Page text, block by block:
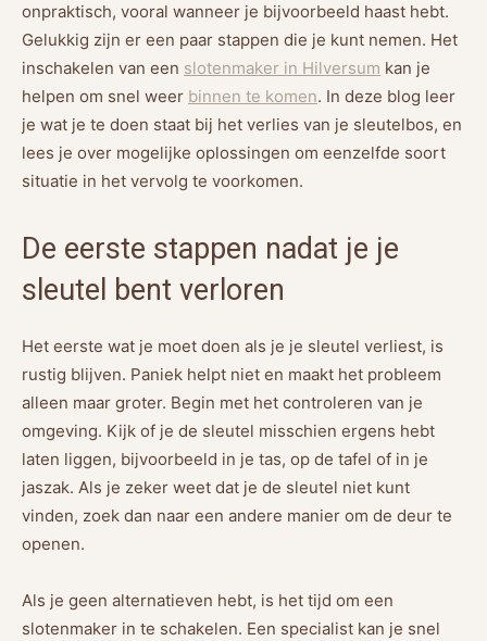
onpraktisch, vooral wanneer je bijvoorbeeld haast hebt.
Gelukkig zijn er een paar stappen die je kunt nemen. Het
inschakelen van een slotenmaker in Hilversum kan je
helpen om snel weer binnen te komen. In deze blog leer
je wat je te doen staat bij het verlies van je sleutelbos, en
lees je over mogelijke oplossingen om eenzelfde soort
situatie in het vervolg te voorkomen.
De eerste stappen nadat je je
sleutel bent verloren
Het eerste wat je moet doen als je je sleutel verliest, is
rustig blijven. Paniek helpt niet en maakt het probleem
alleen maar groter. Begin met het controleren van je
omgeving. Kijk of je de sleutel misschien ergens hebt
laten liggen, bijvoorbeeld in je tas, op de tafel of in je
jaszak. Als je zeker weet dat je de sleutel niet kunt
vinden, zoek dan naar een andere manier om de deur te
openen.
Als je geen alternatieven hebt, is het tijd om een
slotenmaker in te schakelen. Een specialist kan je snel